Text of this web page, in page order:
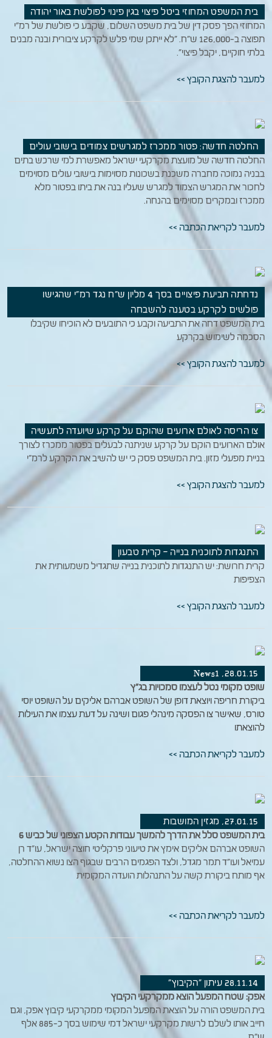
בית המשפט המחוזי ביטל פיצוי בגין פינוי לפולשת באור יהודה
המחוזי הפך פסק דין של בית משפט השלום, שקבע כי פולשת של רמ"י
תפוצה ב-126,000 ש"ח. "לא ייתכן שמי פלש לקרקע ציבורית ובנה מבנים
בלתי חוקיים, יקבל פיצוי".
למעבר להצגת הקובץ >>
החלטה חדשה: פטור ממכרז למגרשים צמודים בישובי עולים
החלטה חדשה של מועצת מקרקעי ישראל מאפשרת למי שרכש בתים
בבניה נמוכה מחברה משכנת בשכונות מסוימות בישובי עולים מסוימים
לחכור את המגרש הצמוד למגרש שעליו בנה את ביתו בפטור מלא
ממכרז ובמקרים מסוימים בהנחה.
למעבר לקריאת הכתבה >>
נדחתה תביעת פיצויים בסך 4 מליון ש"ח נגד רמ"י שהגישו
פולשים לקרקע בטענה להשבחה
בית המשפט דחה את התביעה וקבע כי התובעים לא הוכיחו שקיבלו
הסכמה לשימוש בקרקע
למעבר להצגת הקובץ >>
צו הריסה לאולם ארועים שהוקם על קרקע שיועדה לתעשיה
אולם הארועים הוקם על קרקע שניתנה לבעלים בפטור ממכרז לצורך
בניית מפעלי מזון. בית המשפט פסק כי יש להשיב את הקרקע לרמ"י
למעבר להצגת הקובץ >>
התנגדות לתוכנית בנייה – קרית טבעון
קרית חרושת: יש התנגדות לתוכנית בנייה שתגדיל משמעותית את
הצפיפות
למעבר להצגת הקובץ >>
28.01.15, News1
שופט מקומי נטל לעצמו סמכויות בג"ץ
ביקורת חריפה ויוצאת דופן של השופט אברהם אליקים על השופט יוסי
טורס, שאישר צו הפסקה מינהלי פגום ושינה על דעת עצמו את העילות
להוצאתו
למעבר לקריאת הכתבה >>
27.01.15, מגזין המושבות
בית המשפט סלל את הדרך להמשך עבודות הקטע הצפוני של כביש 6
השופט אברהם אליקים אימץ את טיעוני פרקליטי חוצה ישראל, עו"ד רן
עמיאל ועו"ד תמר מגדל, ולצד הפגמים הרבים שבגוף הצו נשוא ההחלטה,
אף מותח ביקורת קשה על התנהלות הועדה המקומית
למעבר לקריאת הכתבה >>
28.11.14 עיתון "הקיבוץ"
אפק: שטח המפעל הוצא ממקרקעי הקיבוץ
בית המשפט הורה על הוצאת המפעל המקומי ממקרקעי קיבוץ אפק, וגם
חייב אותו לשלם לרשות מקרקעי ישראל דמי שימוש בסך כ-885 אלף